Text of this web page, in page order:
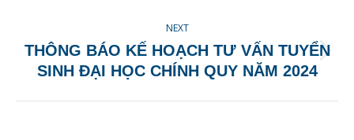
NEXT
Next
post:
THÔNG BÁO KẾ HOẠCH TƯ VẤN TUYỂN
SINH ĐẠI HỌC CHÍNH QUY NĂM 2024